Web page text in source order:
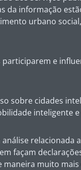
da informação
urbano
e
sobre cidades
inteligente e
muito mais